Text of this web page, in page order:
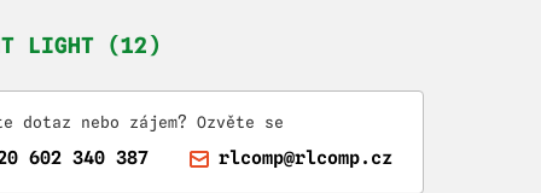
LIGHT (12)
dotaz nebo zájem? Ozvěte se
602 340 387 rlcomp@rlcomp.cz